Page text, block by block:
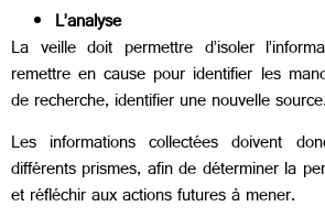
L’analyse
La veille doit permettre d’isoler
remettre en cause pour identifier les
de recherche, identifier une nouvelle
Les informations collectées doivent
différents prismes, afin de déterminer la
et réfléchir aux actions futures à mener.